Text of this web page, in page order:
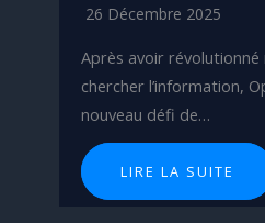
26 Décembre 2025
Après avoir
chercher l’information,
nouveau défi de…
LIRE LA SUITE